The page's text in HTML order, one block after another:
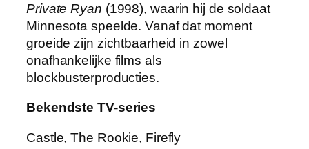
Private Ryan (1998), waarin hij de soldaat
Minnesota speelde. Vanaf dat moment
groeide zijn zichtbaarheid in zowel
onafhankelijke films als
blockbusterproducties.
Bekendste TV-series
Castle, The Rookie, Firefly